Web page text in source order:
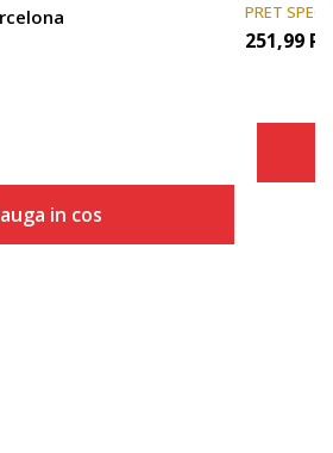
in cos
PRET
251,99